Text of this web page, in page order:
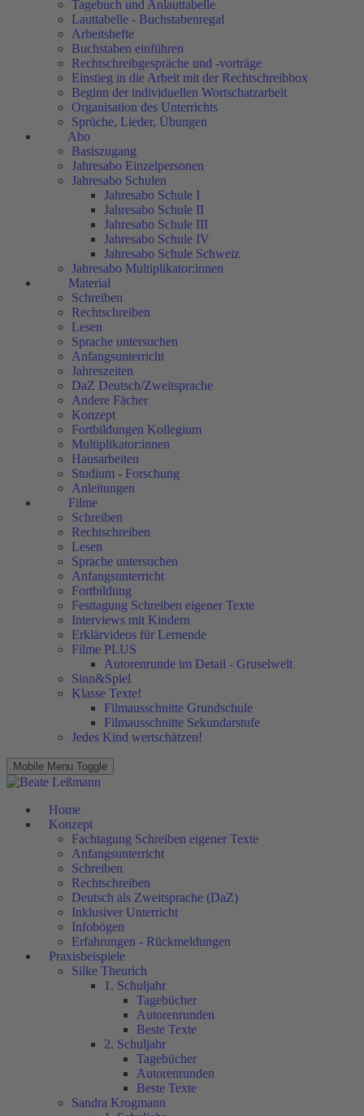
Tagebuch und Anlauttabelle
Lauttabelle - Buchstabenregal
Arbeitshefte
Buchstaben einführen
Rechtschreibgespräche und -vorträge
Einstieg in die Arbeit mit der Rechtschreibbox
Beginn der individuellen Wortschatzarbeit
Organisation des Unterrichts
Sprüche, Lieder, Übungen
Abo
Basiszugang
Jahresabo Einzelpersonen
Jahresabo Schulen
Jahresabo Schule I
Jahresabo Schule II
Jahresabo Schule III
Jahresabo Schule IV
Jahresabo Schule Schweiz
Jahresabo Multiplikator:innen
Material
Schreiben
Rechtschreiben
Lesen
Sprache untersuchen
Anfangsunterricht
Jahreszeiten
DaZ Deutsch/Zweitsprache
Andere Fächer
Konzept
Fortbildungen Kollegium
Multiplikator:innen
Hausarbeiten
Studium - Forschung
Anleitungen
Filme
Schreiben
Rechtschreiben
Lesen
Sprache untersuchen
Anfangsunterricht
Fortbildung
Festtagung Schreiben eigener Texte
Interviews mit Kindern
Erklärvideos für Lernende
Filme PLUS
Autorenrunde im Detail - Gruselwelt
Sinn&Spiel
Klasse Texte!
Filmausschnitte Grundschule
Filmausschnitte Sekundarstufe
Jedes Kind wertschätzen!
Mobile Menu Toggle
Home
Konzept
Fachtagung Schreiben eigener Texte
Anfangsunterricht
Schreiben
Rechtschreiben
Deutsch als Zweitsprache (DaZ)
Inklusiver Unterricht
Infobögen
Erfahrungen - Rückmeldungen
Praxisbeispiele
Silke Theurich
1. Schuljahr
Tagebücher
Autorenrunden
Beste Texte
2. Schuljahr
Tagebücher
Autorenrunden
Beste Texte
Sandra Krogmann